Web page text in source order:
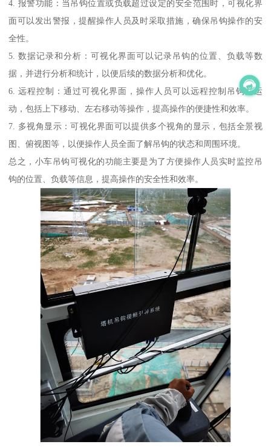
4. 报警功能：当吊钩位置或负载超过设定的安全范围时，可视化界
面可以发出警报，提醒操作人员及时采取措施，确保吊钩操作的安
全性。
5. 数据记录和分析：可视化界面可以记录吊钩的位置、负载等数
据，并进行分析和统计，以便后续的数据分析和优化。
6. 远程控制：通过可视化界面，操作人员可以远程控制吊钩的运
动，包括上下移动、左右移动等操作，提高操作的便捷性和效率。
7. 多视角显示：可视化界面可以提供多个视角的显示，包括全景视
图、俯视图等，以便操作人员全面了解吊钩的状态和周围环境。
总之，小车吊钩可视化的功能主要是为了方便操作人员实时监控吊
钩的位置、负载等信息，提高操作的安全性和效率。